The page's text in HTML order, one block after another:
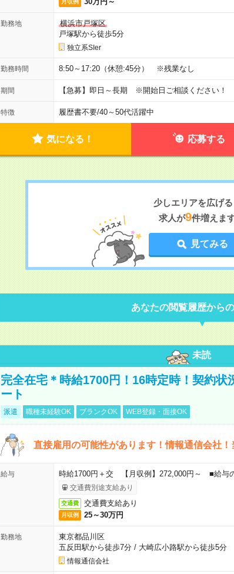
月収例
勤務地
横浜市戸塚区
戸塚駅から徒歩5分
独立系SIer
勤務時間 8:50～17:20（休憩:45分） ※残業なし
期間 【急募】即日～長期 ※開始日ご相談ください！
特徴 履歴書不要/40～50代活躍中
気になる！ 応募する
少しエリアを広げる
求人が9件増えま
見てみる
あなたの閲覧履歴から
未読
完全在宅＊時給1700円！16時定時！契約状
ート
派遣 職種未経験OK ブランクOK WEB登録・面接OK
直接雇用の可能性があります！情報通信会社
給与 時給1700円＋交 【月収例】272,000円～ ■給与
交通費別途支給あり
交通費 交通費支給あり
月収例 25～30万円
勤務地
東京都品川区
五反田駅から徒歩7分/ 大崎広小路駅から徒歩5分
情報通信会社